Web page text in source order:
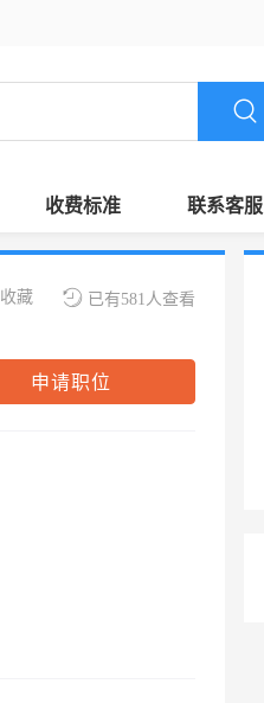
收费标准 联系客服
已有581人查看
收藏
申请职位